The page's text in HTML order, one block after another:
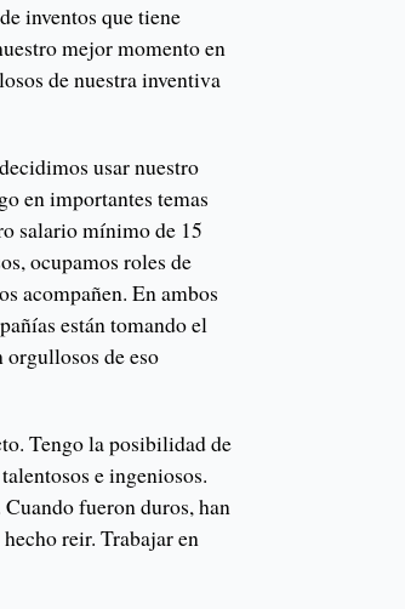
inventos que tiene
mejor momento en
de nuestra inventiva
usar nuestro
en importantes temas
salario mínimo de 15
ocupamos roles de
acompañen. En ambos
están tomando el
orgullosos de eso
Tengo la posibilidad de
e ingeniosos.
fueron duros, han
reir. Trabajar en